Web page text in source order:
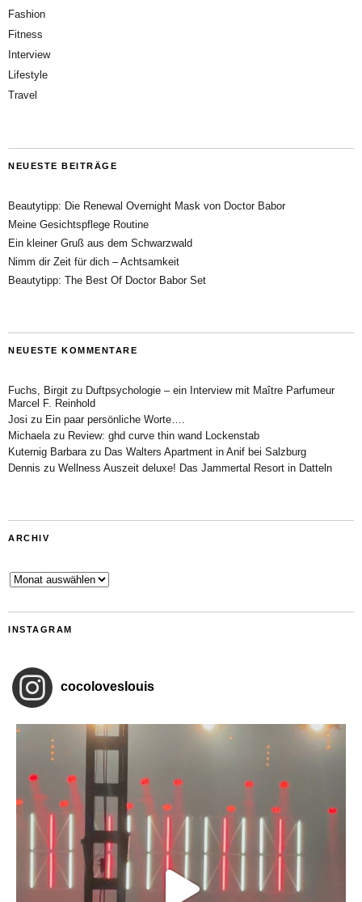
Fashion
Fitness
Interview
Lifestyle
Travel
NEUESTE BEITRÄGE
Beautytipp: Die Renewal Overnight Mask von Doctor Babor
Meine Gesichtspflege Routine
Ein kleiner Gruß aus dem Schwarzwald
Nimm dir Zeit für dich – Achtsamkeit
Beautytipp: The Best Of Doctor Babor Set
NEUESTE KOMMENTARE
Fuchs, Birgit zu Duftpsychologie – ein Interview mit Maître Parfumeur
Marcel F. Reinhold
Josi zu Ein paar persönliche Worte….
Michaela zu Review: ghd curve thin wand Lockenstab
Kuternig Barbara zu Das Walters Apartment in Anif bei Salzburg
Dennis zu Wellness Auszeit deluxe! Das Jammertal Resort in Datteln
ARCHIV
Archiv
INSTAGRAM
cocoloveslouis